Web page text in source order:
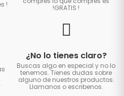
!
!GRATIS !
¿No lo tienes claro?
Buscas algo en especial y no lo
tenemos. Tienes dudas sobre
alguno de nuestros productos.
Llamanos o escribenos.